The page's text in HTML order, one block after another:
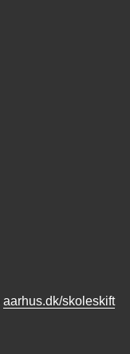
aarhus.dk/skoleskift